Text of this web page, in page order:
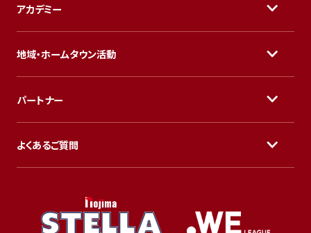
アカデミー
地域・ホームタウン活動
パートナー
よくあるご質問